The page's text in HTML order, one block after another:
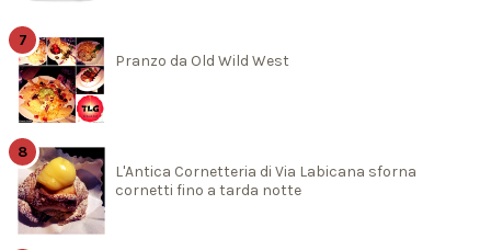
Pranzo da Old Wild West
L'Antica Cornetteria di Via Labicana sforna
cornetti fino a tarda notte